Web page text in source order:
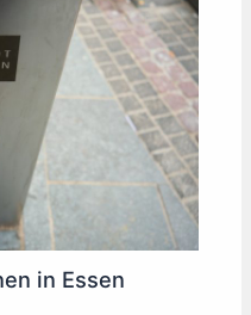
in Essen